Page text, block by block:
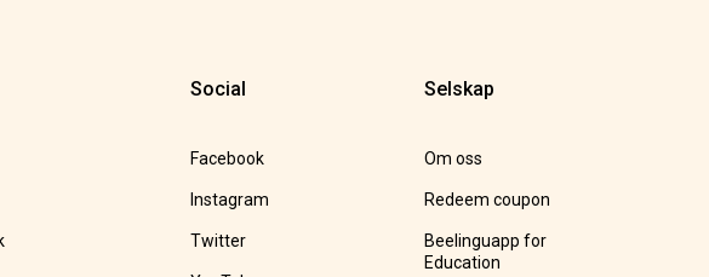
Social
Facebook
Instagram
Twitter
Selskap
Om oss
Redeem coupon
Beelinguapp for
Education